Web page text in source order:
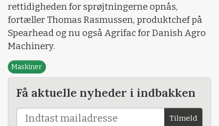
rettidigheden for sprøjtningerne opnås,
fortæller Thomas Rasmussen, produktchef på
Spearhead og nu også Agrifac for Danish Agro
Machinery.
Maskiner
Få aktuelle nyheder i indbakken
Tilmeld